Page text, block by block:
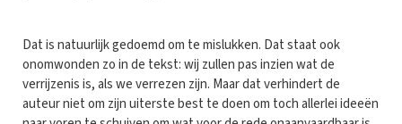
Dat is natuurlijk gedoemd om te mislukken. Dat staat ook
onomwonden zo in de tekst: wij zullen pas inzien wat de
verrijzenis is, als we verrezen zijn. Maar dat verhindert de
auteur niet om zijn uiterste best te doen om toch allerlei ideeën